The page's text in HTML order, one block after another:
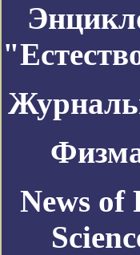
News of